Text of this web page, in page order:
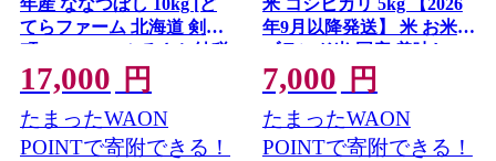
年産 ななつぼし 10kg [ど
てらファーム 北海道 剣淵
町 14656408] ふるさと納税
お米 おこめ こめ コメ 10キ
ロ ご飯 ごはん 白米 精米
17,000 円
たまったWAON
POINTで寄附できる！
米 コシヒカリ 5kg 【2026
年9月以降発送】 米 お米
ブランド米 国産 美味しい
お米 食味 白飯 飯 ご飯５
kg 5キロ 精米 白米 こしひ
かり こめ コメ おこめ
okome kome おむすび おに
7,000 円
たまったWAON
POINTで寄附できる！